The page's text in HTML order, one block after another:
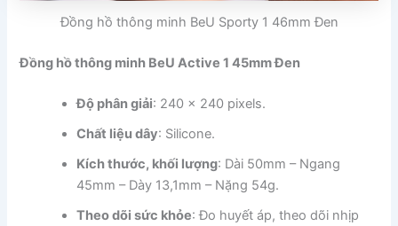
Đồng hồ thông minh BeU Sporty 1 46mm Đen
Đồng hồ thông minh BeU Active 1 45mm Đen
Độ phân giải: 240 x 240 pixels.
Chất liệu dây: Silicone.
Kích thước, khối lượng: Dài 50mm – Ngang
45mm – Dày 13,1mm – Nặng 54g.
Theo dõi sức khỏe: Đo huyết áp, theo dõi nhịp